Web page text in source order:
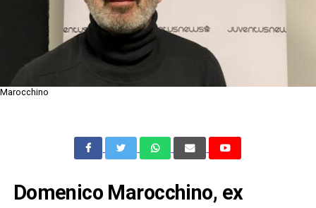
Marocchino
Domenico Marocchino, ex